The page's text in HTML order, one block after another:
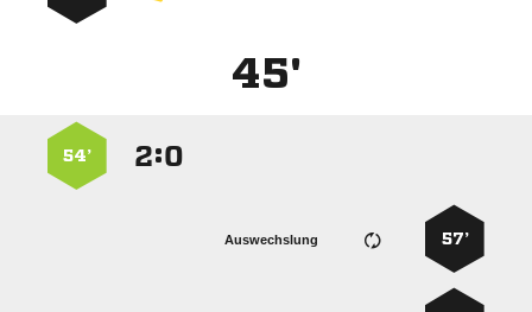
45'
:
54’
57’
Auswechslung